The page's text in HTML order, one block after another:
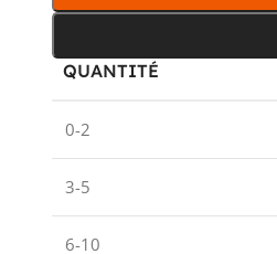
QUANTITÉ
0-2
3-5
6-10